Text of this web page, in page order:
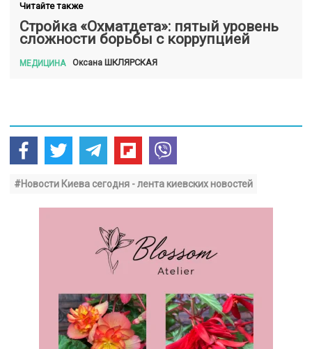
Читайте также
Стройка «Охматдета»: пятый уровень
сложности борьбы с коррупцией
МЕДИЦИНА Оксана ШКЛЯРСКАЯ
#Новости Киева сегодня - лента киевских новостей